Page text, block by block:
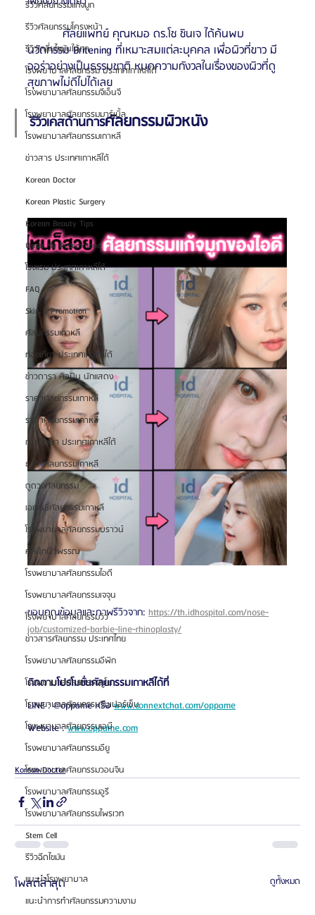
รีวิวศัลยกรรมแก้จมูก
รีวิวศัลยกรรมโครงหน้า
รีวิวเกลี่ยไขมันใต้ตา
โรงพยาบาลศัลยกรรม ประเทศเกาหลีใต้
โรงพยาบาลศัลยกรรมจีเอ็นจี
โรงพยาบาลศัลยกรรมมาร์เบิ้ล
โรงพยาบาลศัลยกรรมเกาหลี
ข่าวสาร ประเทศเกาหลีใต้
Korean Doctor
Korean Plastic Surgery
Korean Beauty Tips
Oppa Me Recommend
โรงแรม ประเทศเกาหลีใต้
FAQ
Skin & Promotion
ศัลยกรรมเกาหลี
ท่องเที่ยว ประเทศเกาหลีใต้
ข่าวดารา ศิลปิน นักแสดง
ราคาศัลยกรรมเกาหลี
ราคาศัลยกรรมเกาหลี
การศึกษา ประเทศเกาหลีใต้
ธุรกิจศัลยกรรมเกาหลี
ดูดวงศัลยกรรม
เอเจนซี่ศัลยกรรมเกาหลี
โรงพยาบาลศัลยกรรมบราวน์
คลินิกผิวพรรณ
โรงพยาบาลศัลยกรรมไอดี
โรงพยาบาลศัลยกรรมเจจุน
โรงพยาบาลศัลยกรรมวิว
ข่าวสารศัลยกรรม ประเทศไทย
โรงพยาบาลศัลยกรรมอีพิก
โรงพยาบาลศัลยกรรมยูโน
โรงพยาบาลศัลยกรรมวันเปอร์เซ็น
โรงพยาบาลศัลยกรรมเอบี
โรงพยาบาลศัลยกรรมอียู
โรงพยาบาลศัลยกรรมวอนจิน
โรงพยาบาลศัลยกรรมอูรี
โรงพยาบาลศัลยกรรมไพรเวท
Stem Cell
รีวิวฉีดไขมัน
แนะนำโรงพยาบาล
แนะนำการทำศัลยกรรมความงาม
          ศัลยแพทย์ คุณหมอ ดร.โช ชินเจ ได้ค้นพบ
นวัตกรรม Britening ที่เหมาะสมแต่ละบุคคล เพื่อผิวที่ขาว มี
ออร่าอย่างเป็นธรรมชาติ หมดความกังวลในเรื่องของผิวที่ดู
สุขภาพไม่ดีไปได้เลย
รีวิวเคสด้านการศัลยกรรมผิวหนัง
ขอบคุณข้อมูลและภาพรีวิวจาก: https://th.idhospital.com/nose-
job/customized-barbie-line-rhinoplasty/
ติดตามโปรโมชั่นศัลยกรรมเกาหลีได้ที่
LINE : @oppame หรือ www.connextchat.com/oppame
Website : www.oppame.com
Korean Doctor
โพสต์ล่าสุด ดูทั้งหมด